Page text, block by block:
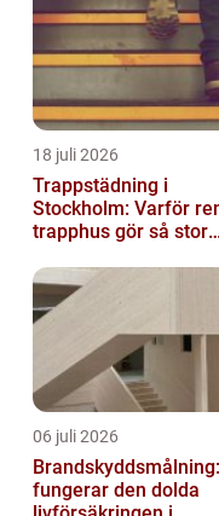
18 juli 2026
Trappstädning i
Stockholm: Varför
trapphus gör så stor
06 juli 2026
fungerar den dolda